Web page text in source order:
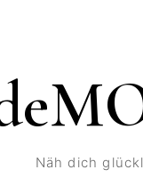
Näh dich